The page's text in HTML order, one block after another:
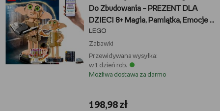
Do Zbudowania – PREZENT DLA
DZIECI 8+ Magia, Pamiątka, Emocje +
EBOOK-2
LEGO
Zabawki
Przewidywana wysyłka:
w 1 dzień rob.
Możliwa dostawa za darmo
198,98 zł